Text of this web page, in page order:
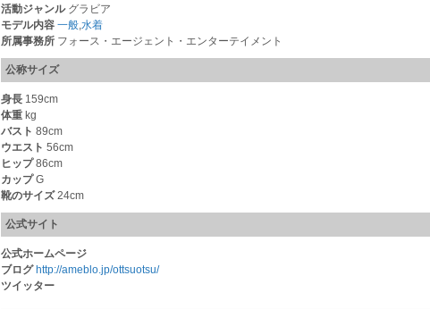
活動ジャンルグラビア
モデル内容 一般,水着
所属事務所 フォース・エージェント・エンターテイメント
公称サイズ
身長 159cm
体重 kg
バスト 89cm
ウエスト 56cm
ヒップ86cm
カップG
靴のサイズ24cm
公式サイト
公式ホームページ
ブログ http://ameblo.jp/ottsuotsu/
ツイッター